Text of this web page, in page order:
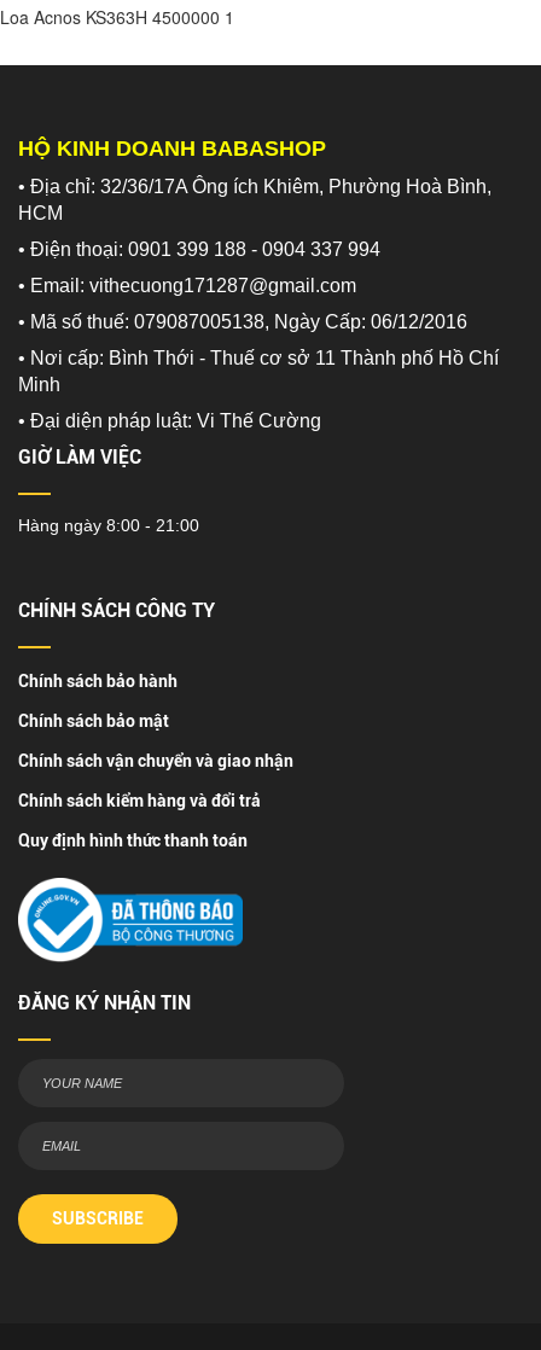
Loa Acnos KS363H 4500000 1
HỘ KINH DOANH BABASHOP
• Địa chỉ: 32/36/17A Ông ích Khiêm, Phường Hoà Bình,
HCM
• Điện thoại: 0901 399 188 - 0904 337 994
• Email: vithecuong171287@gmail.com
• Mã số thuế: 079087005138, Ngày Cấp: 06/12/2016
• Nơi cấp: Bình Thới - Thuế cơ sở 11 Thành phố Hồ Chí
Minh
• Đại diện pháp luật: Vi Thế Cường
GIỜ LÀM VIỆC
Hàng ngày 8:00 - 21:00
CHÍNH SÁCH CÔNG TY
Chính sách bảo hành
Chính sách bảo mật
Chính sách vận chuyển và giao nhận
Chính sách kiểm hàng và đổi trả
Quy định hình thức thanh toán
ĐĂNG KÝ NHẬN TIN
SUBSCRIBE